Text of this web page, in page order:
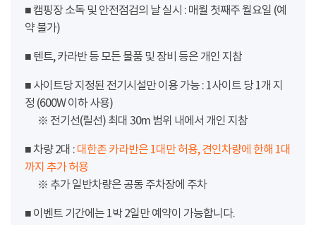
■ 캠핑장 소독 및 안전점검의 날 실시 : 매월 첫째주 월요일 (예
약 불가)
■ 텐트, 카라반 등 모든 물품 및 장비 등은 개인 지참
■ 사이트당 지정된 전기시설만 이용 가능 : 1사이트 당 1개 지
정 (600W 이하 사용)
※ 전기선(릴선) 최대 30m 범위 내에서 개인 지참
■ 차량 2대 : 대한존 카라반은 1대만 허용, 견인차량에 한해 1대
까지 추가 허용
※ 추가 일반차량은 공동 주차장에 주차
■ 이벤트 기간에는 1박 2일만 예약이 가능합니다.